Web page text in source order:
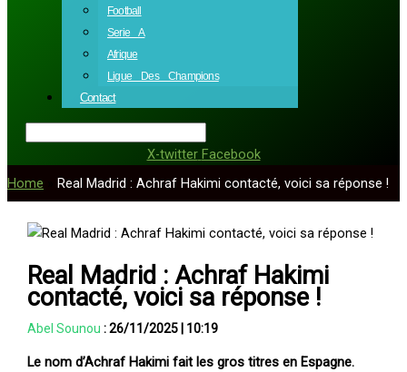
Football
Serie A
Afrique
Ligue Des Champions
Contact
X-twitter Facebook
Home
Real Madrid : Achraf Hakimi contacté, voici sa réponse !
Real Madrid : Achraf Hakimi
contacté, voici sa réponse !
Abel Sounou :26/11/2025| 10:19
Le nom d’Achraf Hakimi fait les gros titres en Espagne.